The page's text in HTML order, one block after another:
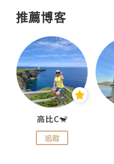
推薦博客
高比C🐒
追蹤